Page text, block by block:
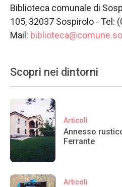
Biblioteca comunale di
105, 32037 Sospirolo - Tel:
Mail:
Scopri nei dintorni
Articoli
Annesso
Ferrante
Articoli